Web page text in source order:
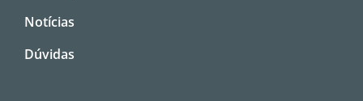
Notícias
Dúvidas